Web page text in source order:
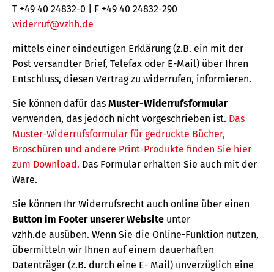
T +49 40 24832-0 | F +49 40 24832-290
widerruf@vzhh.de
mittels einer eindeutigen Erklärung (z.B. ein mit der
Post versandter Brief, Telefax oder E-Mail) über Ihren
Entschluss, diesen Vertrag zu widerrufen, informieren.
Sie können dafür das Muster-Widerrufsformular
verwenden, das jedoch nicht vorgeschrieben ist. Das
Muster-Widerrufsformular für gedruckte Bücher,
Broschüren und andere Print-Produkte finden Sie hier
zum Download. Das Formular erhalten Sie auch mit der
Ware.
Sie können Ihr Widerrufsrecht auch online über einen
Button im Footer unserer Website unter
vzhh.de ausüben. Wenn Sie die Online-Funktion nutzen,
übermitteln wir Ihnen auf einem dauerhaften
Datenträger (z.B. durch eine E- Mail) unverzüglich eine